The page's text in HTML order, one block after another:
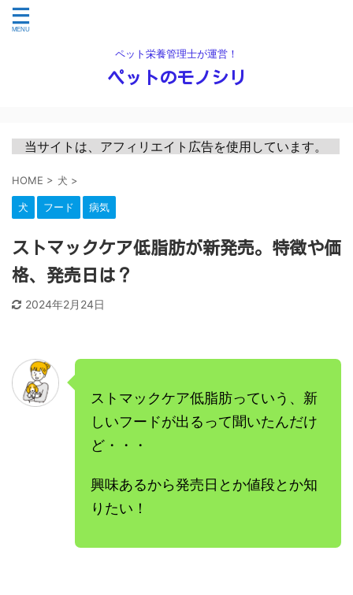
ペット栄養管理士が運営！
ペットのモノシリ
当サイトは、アフィリエイト広告を使用しています。
HOME > 犬 >
犬 フード 病気
ストマックケア低脂肪が新発売。特徴や価
格、発売日は？
2024年2月24日
ストマックケア低脂肪っていう、新
しいフードが出るって聞いたんだけ
ど・・・
興味あるから発売日とか値段とか知
りたい！